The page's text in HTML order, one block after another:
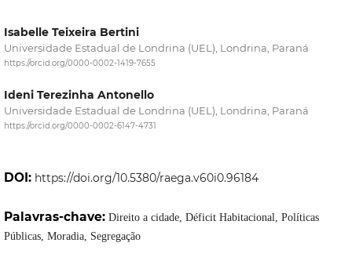
Isabelle Teixeira Bertini
Universidade Estadual de Londrina (UEL), Londrina, Paraná
https://orcid.org/0000-0002-1419-7655
Ideni Terezinha Antonello
Universidade Estadual de Londrina (UEL), Londrina, Paraná
https://orcid.org/0000-0002-6147-4731
DOI: https://doi.org/10.5380/raega.v60i0.96184
Palavras-chave: Direito a cidade, Déficit Habitacional, Políticas
Públicas, Moradia, Segregação